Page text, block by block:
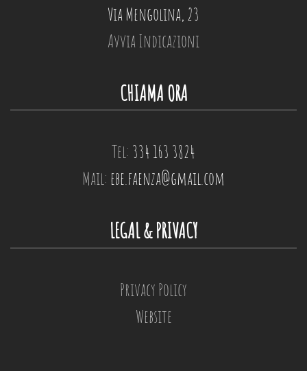
Via Mengolina, 23
Avvia Indicazioni
CHIAMA ORA
Tel: 334 163 3824
Mail: ebe.faenza@gmail.com
LEGAL & PRIVACY
Privacy Policy
Website